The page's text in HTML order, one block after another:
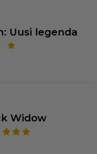
Uusi legenda
Widow